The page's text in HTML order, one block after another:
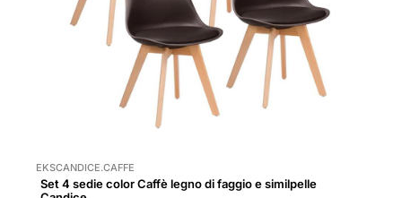
EKSCANDICE.CAFFE
Set 4 sedie color Caffè legno di faggio e similpelle